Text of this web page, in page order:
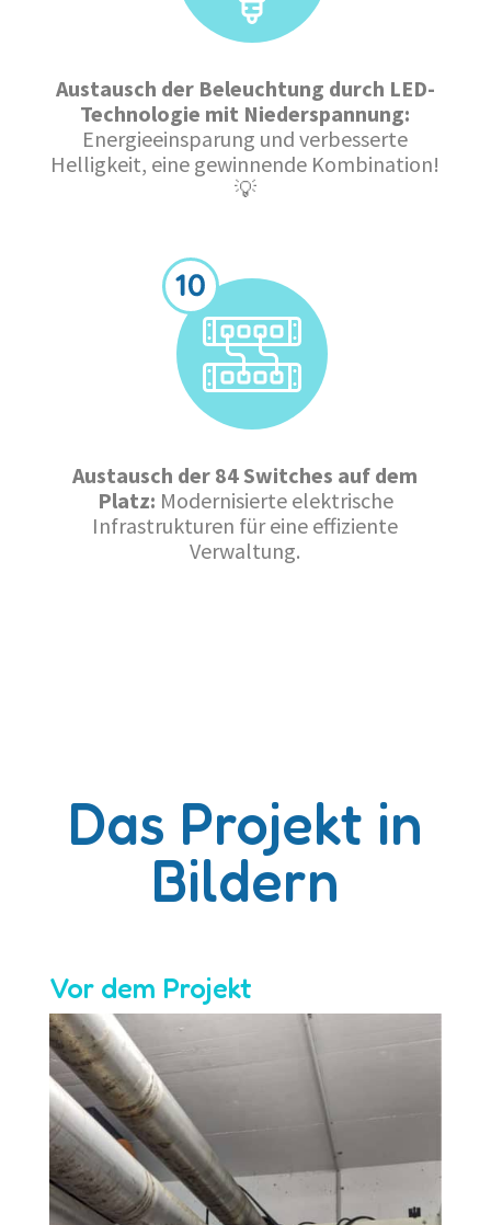
Austausch der Beleuchtung durch LED-
Technologie mit Niederspannung:
Energieeinsparung und verbesserte
Helligkeit, eine gewinnende Kombination!
💡
Austausch der 84 Switches auf dem
Platz: Modernisierte elektrische
Infrastrukturen für eine effiziente
Verwaltung.
Das Projekt in
Bildern
Vor dem Projekt